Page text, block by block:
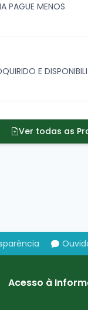
PAGUE MENOS
E
Ver todas as
Acesso à